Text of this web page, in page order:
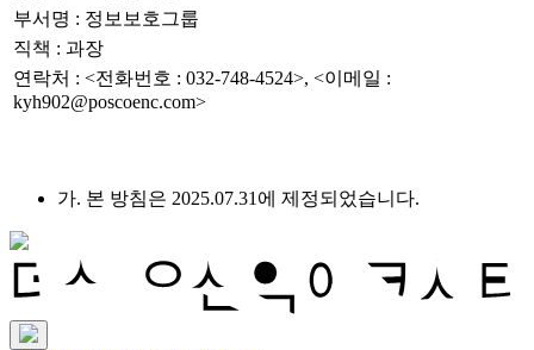
부서명 : 정보보호그룹
직책 : 과장
연락처 : <전화번호 : 032-748-4524>, <이메일 :
kyh902@poscoenc.com>
가. 본 방침은 2025.07.31에 제정되었습니다.